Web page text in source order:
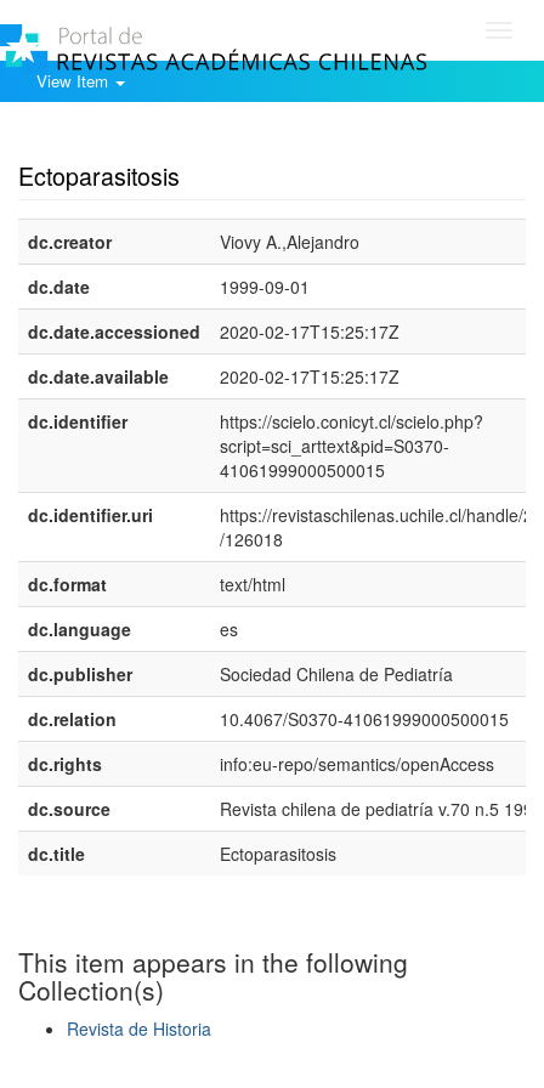
View Item
Ectoparasitosis
dc.creator
Viovy A.,Alejandro
dc.date
1999-09-01
dc.date.accessioned
2020-02-17T15:25:17Z
dc.date.available
2020-02-17T15:25:17Z
dc.identifier
https://scielo.conicyt.cl/scielo.php?
script=sci_arttext&pid=S0370-
41061999000500015
dc.identifier.uri
https://revistaschilenas.uchile.cl/handle/
/126018
dc.format
text/html
dc.language
es
dc.publisher
Sociedad Chilena de Pediatría
dc.relation
10.4067/S0370-41061999000500015
dc.rights
info:eu-repo/semantics/openAccess
dc.source
Revista chilena de pediatría v.70 n.5 1999
dc.title
Ectoparasitosis
This item appears in the following
Collection(s)
Revista de Historia